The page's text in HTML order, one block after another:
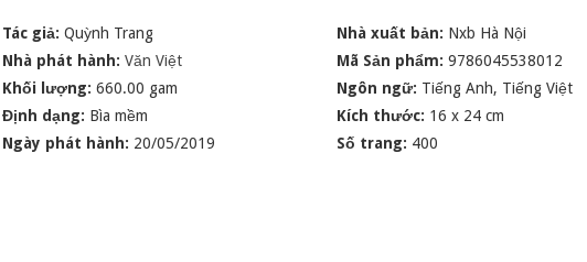
Tác giả: Quỳnh Trang Nhà xuất bản: Nxb Hà Nội
Nhà phát hành: Văn Việt Mã Sản phẩm:9786045538012
Khối lượng: 660.00 gam Ngôn ngữ: Tiếng Anh, Tiếng Việt
Định dạng: Bìa mềm Kích thước: 16 x 24 cm
Ngày phát hành: 20/05/2019 Số trang: 400